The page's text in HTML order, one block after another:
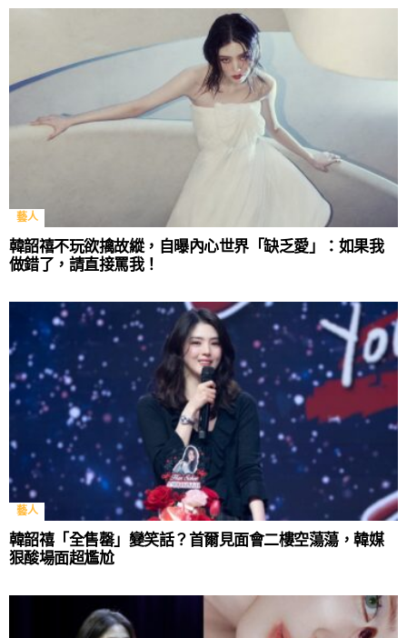
藝人
韓韶禧不玩欲擒故縱，自曝內心世界「缺乏愛」：如果我
做錯了，請直接罵我！
藝人
韓韶禧「全售罄」變笑話？首爾見面會二樓空蕩蕩，韓媒
狠酸場面超尷尬